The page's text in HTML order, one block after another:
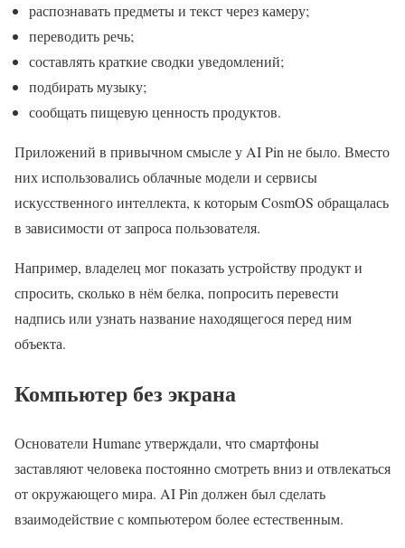
распознавать предметы и текст через камеру;
переводить речь;
составлять краткие сводки уведомлений;
подбирать музыку;
сообщать пищевую ценность продуктов.
Приложений в привычном смысле у AI Pin не было. Вместо
них использовались облачные модели и сервисы
искусственного интеллекта, к которым CosmOS обращалась
в зависимости от запроса пользователя.
Например, владелец мог показать устройству продукт и
спросить, сколько в нём белка, попросить перевести
надпись или узнать название находящегося перед ним
объекта.
Компьютер без экрана
Основатели Humane утверждали, что смартфоны
заставляют человека постоянно смотреть вниз и отвлекаться
от окружающего мира. AI Pin должен был сделать
взаимодействие с компьютером более естественным.